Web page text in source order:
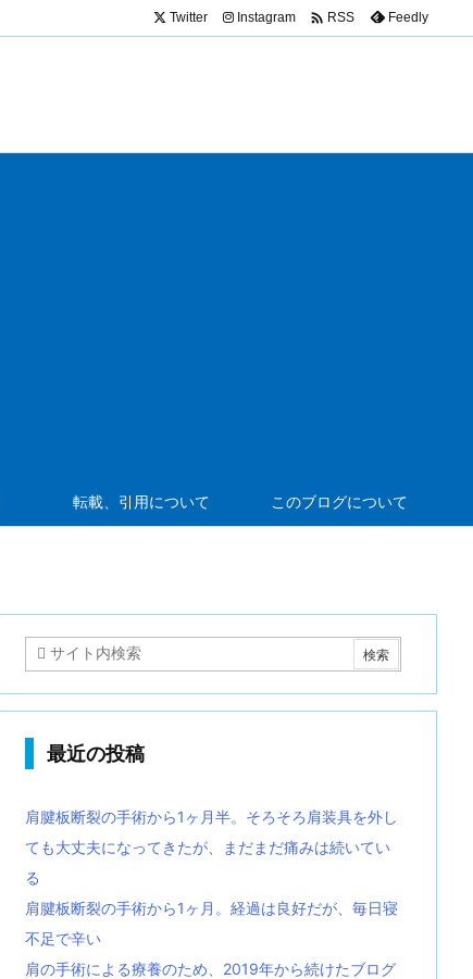
転載、引用について このブログについて
Twitter Instagram  RSS Feedly
最近の投稿
肩腱板断裂の手術から1ヶ月半。そろそろ肩装具を外し
ても大丈夫になってきたが、まだまだ痛みは続いてい
る
肩腱板断裂の手術から1ヶ月。経過は良好だが、毎日寝
不足で辛い
肩の手術による療養のため、2019年から続けたブログ